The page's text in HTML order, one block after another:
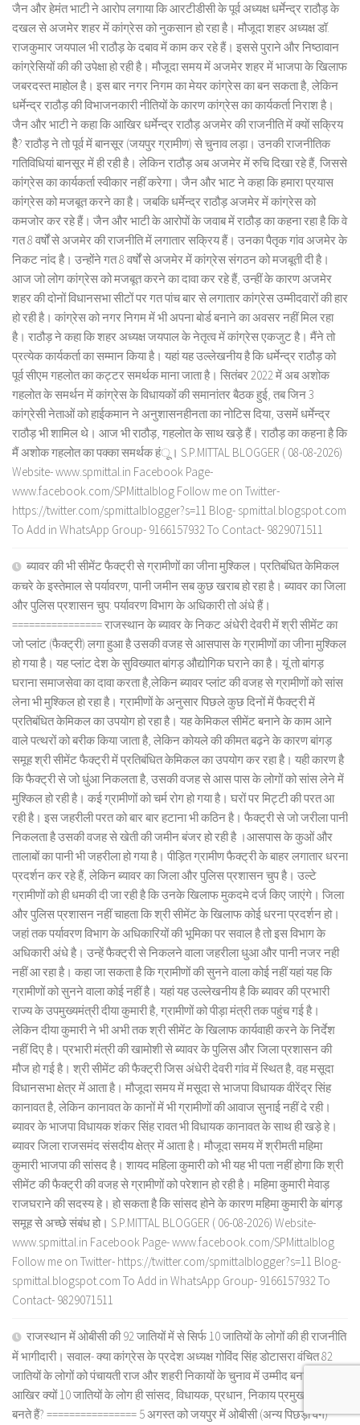
जैन और हेमंत भाटी ने आरोप लगाया कि आरटीडीसी के पूर्व अध्यक्ष धर्मेन्द्र राठौड़ के
दखल से अजमेर शहर में कांग्रेस को नुकसान हो रहा है। मौजूदा शहर अध्यक्ष डॉ.
राजकुमार जयपाल भी राठौड़ के दबाव में काम कर रहे हैं। इससे पुराने और निष्ठावान
कांग्रेसियों की की उपेक्षा हो रही है। मौजूदा समय में अजमेर शहर में भाजपा के खिलाफ
जबरदस्त माहोल है। इस बार नगर निगम का मेयर कांग्रेस का बन सकता है, लेकिन
धर्मेन्द्र राठौड़ की विभाजनकारी नीतियों के कारण कांग्रेस का कार्यकर्ता निराश है।
जैन और भाटी ने कहा कि आखिर धर्मेन्द्र राठौड़ अजमेर की राजनीति में क्यों सक्रिय
हैै? राठौड़ ने तो पूर्व में बानसूर (जयपुर ग्रामीण) से चुनाव लड़ा। उनकी राजनीतिक
गतिविधियां बानसूर में ही रही है। लेकिन राठौड़ अब अजमेर में रुचि दिखा रहे हैं, जिससे
कांग्रेस का कार्यकर्ता स्वीकार नहीं करेगा। जैन और भाट ने कहा कि हमारा प्रयास
कांग्रेस को मजबूत करने का है। जबकि धर्मेन्द्र राठौड़ अजमेर में कांग्रेस को
कमजोर कर रहे हैं। जैन और भाटी के आरोपों के जवाब में राठौड़ का कहना रहा है कि वे
गत 8 वर्षों से अजमेर की राजनीति में लगातार सक्रिय हैं। उनका पैतृक गांव अजमेर के
निकट नांद है। उन्होंने गत 8 वर्षों से अजमेर में कांग्रेस संगठन को मजबूती दी है।
आज जो लोग कांग्रेस को मजबूत करने का दावा कर रहे हैं, उन्हीं के कारण अजमेर
शहर की दोनों विधानसभा सीटों पर गत पांच बार से लगातार कांग्रेस उम्मीदवारों की हार
हो रही है। कांग्रेस को नगर निगम में भी अपना बोर्ड बनाने का अवसर नहीं मिल रहा
है। राठौड़ ने कहा कि शहर अध्यक्ष जयपाल के नेतृत्व में कांग्रेस एकजुट है। मैंने तो
प्रत्येक कार्यकर्ता का सम्मान किया है। यहां यह उल्लेखनीय है कि धर्मेन्द्र राठौड़ को
पूर्व सीएम गहलोत का कट्टर समर्थक माना जाता है। सितंबर 2022 में अब अशोक
गहलोत के समर्थन में कांग्रेस के विधायकों की समानांतर बैठक हुई, तब जिन 3
कांग्रेसी नेताओं को हाईकमान ने अनुशासनहीनता का नोटिस दिया, उसमें धर्मेन्द्र
राठौड़ भी शामिल थे। आज भी राठौड़, गहलोत के साथ खड़े हैं। राठौड़ का कहना है कि
मैं अशोक गहलोत का पक्का समर्थक हंू। S.P.MITTAL BLOGGER ( 08-08-2026)
Website- www.spmittal.in Facebook Page-
www.facebook.com/SPMittalblog Follow me on Twitter-
https://twitter.com/spmittalblogger?s=11 Blog- spmittal.blogspot.com
To Add in WhatsApp Group- 9166157932 To Contact- 9829071511
ब्यावर की भी सीमेंट फैक्ट्री से ग्रामीणों का जीना मुश्किल। प्रतिबंधित केमिकल
कचरे के इस्तेमाल से पर्यावरण, पानी जमीन सब कुछ खराब हो रहा है। ब्यावर का जिला
और पुलिस प्रशासन चुप: पर्यावरण विभाग के अधिकारी तो अंधे हैं।
================ राजस्थान के ब्यावर के निकट अंधेरी देवरी में श्री सीमेंट का
जो प्लांट (फैक्ट्री) लगा हुआ है उसकी वजह से आसपास के ग्रामीणों का जीना मुश्किल
हो गया है। यह प्लांट देश के सुविख्यात बांगड़ औद्योगिक घराने का है। यूं तो बांगड़
घराना समाजसेवा का दावा करता है,लेकिन ब्यावर प्लांट की वजह से ग्रामीणों को सांस
लेना भी मुश्किल हो रहा है। ग्रामीणों के अनुसार पिछले कुछ दिनों में फैक्ट्री में
प्रतिबंधित केमिकल का उपयोग हो रहा है। यह केमिकल सीमेंट बनाने के काम आने
वाले पत्थरों को बरीक किया जाता है, लेकिन कोयले की कीमत बढ़ने के कारण बांगड़
समूह श्री सीमेंट फैक्ट्री में प्रतिबंधित केमिकल का उपयोग कर रहा है। यही कारण है
कि फैक्ट्री से जो धुंआ निकलता है, उसकी वजह से आस पास के लोगों को सांस लेने में
मुश्किल हो रही है। कई ग्रामीणों को चर्म रोग हो गया है। घरों पर मिट्टी की परत आ
रही है। इस जहरीली परत को बार बार हटाना भी कठिन है। फैक्ट्री से जो जरीला पानी
निकलता है उसकी वजह से खेती की जमीन बंजर हो रही है ।आसपास के कुओं और
तालाबों का पानी भी जहरीला हो गया है। पीड़ित ग्रामीण फैक्ट्री के बाहर लगातार धरना
प्रदर्शन कर रहे हैं, लेकिन ब्यावर का जिला और पुलिस प्रशासन चुप है। उल्टे
ग्रामीणों को ही धमकी दी जा रही है कि उनके खिलाफ मुकदमे दर्ज किए जाएंगे। जिला
और पुलिस प्रशासन नहीं चाहता कि श्री सीमेंट के खिलाफ कोई धरना प्रदर्शन हो।
जहां तक पर्यावरण विभाग के अधिकारियों की भूमिका पर सवाल है तो इस विभाग के
अधिकारी अंधे है। उन्हें फैक्ट्री से निकलने वाला जहरीला धुआ और पानी नजर नही
नहीं आ रहा है। कहा जा सकता है कि ग्रामीणों की सुनने वाला कोई नहीं यहां यह कि
ग्रामीणों को सुनने वाला कोई नहीं है। यहां यह उल्लेखनीय है कि ब्यावर की प्रभारी
राज्य के उपमुख्यमंत्री दीया कुमारी है, ग्रामीणों को पीड़ा मंत्री तक पहुंच गई है।
लेकिन दीया कुमारी ने भी अभी तक श्री सीमेंट के खिलाफ कार्यवाही करने के निर्देश
नहीं दिए है। प्रभारी मंत्री की खामोशी से ब्यावर के पुलिस और जिला प्रशासन की
मौज हो गई है। श्री सीमेंट की फैक्ट्री जिस अंधेरी देवरी गांव में स्थित है, वह मसूदा
विधानसभा क्षेत्र में आता है। मौजूदा समय में मसूदा से भाजपा विधायक वीरेंद्र सिंह
कानावत है, लेकिन कानावत के कानों में भी ग्रामीणों की आवाज सुनाई नहीं दे रही।
ब्यावर के भाजपा विधायक शंकर सिंह रावत भी विधायक कानावत के साथ ही खड़े हे।
ब्यावर जिला राजसमंद संसदीय क्षेत्र में आता है। मौजूदा समय में श्रीमती महिमा
कुमारी भाजपा की सांसद है। शायद महिला कुमारी को भी यह भी पता नहीं होगा कि श्री
सीमेंट की फैक्ट्री की वजह से ग्रामीणों को परेशान हो रही है। महिमा कुमारी मेवाड़
राजघराने की सदस्य हे। हो सकता है कि सांसद होने के कारण महिमा कुमारी के बांगड़
समूह से अच्छे संबंध हो। S.P.MITTAL BLOGGER ( 06-08-2026) Website-
www.spmittal.in Facebook Page- www.facebook.com/SPMittalblog
Follow me on Twitter- https://twitter.com/spmittalblogger?s=11 Blog-
spmittal.blogspot.com To Add in WhatsApp Group- 9166157932 To
Contact- 9829071511
राजस्थान में ओबीसी की 92 जातियों में से सिर्फ 10 जातियों के लोगों की ही राजनीति
में भागीदारी। सवाल- क्या कांग्रेस के प्रदेश अध्यक्ष गोविंद सिंह डोटासरा वंचित 82
जातियों के लोगों को पंचायती राज और शहरी निकायों के चुनाव में उम्मीद बनाएंगे?
आखिर क्यों 10 जातियों के लोग ही सांसद, विधायक, प्रधान, निकाय प्रमुख आदि
बनते हैं? ================ 5 अगस्त को जयपुर में ओबीसी (अन्य पिछड़ा वर्ग)